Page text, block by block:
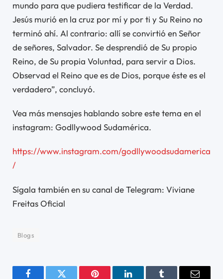
mundo para que pudiera testificar de la Verdad.
Jesús murió en la cruz por mí y por ti y Su Reino no
terminó ahí. Al contrario: allí se convirtió en Señor
de señores, Salvador. Se desprendió de Su propio
Reino, de Su propia Voluntad, para servir a Dios.
Observad el Reino que es de Dios, porque éste es el
verdadero”, concluyó.
Vea más mensajes hablando sobre este tema en el
instagram: Godllywood Sudamérica.
https://www.instagram.com/godllywoodsudamerica
/
Sígala también en su canal de Telegram: Viviane
Freitas Oficial
Blogs